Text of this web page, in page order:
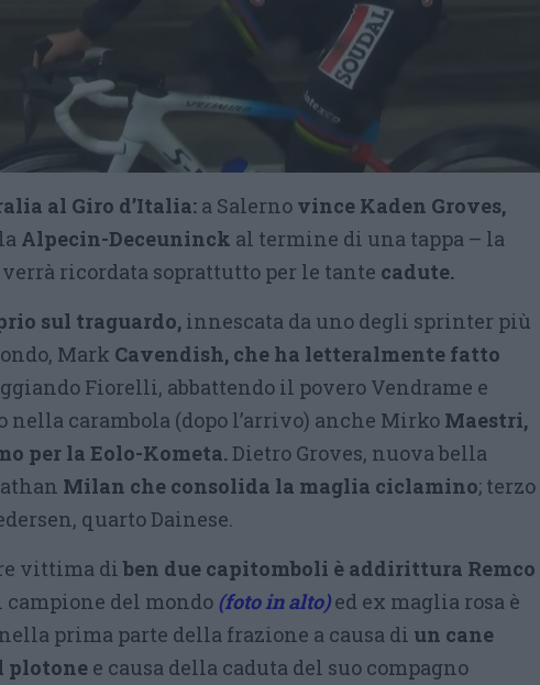
al Giro d’Italia: a Salerno vince Kaden Groves,
Alpecin-Deceuninck al termine di una tappa – la
ricordata soprattutto per le tante cadute.
sul traguardo, innescata da uno degli sprinter più
Mark Cavendish, che ha letteralmente fatto
Fiorelli, abbattendo il povero Vendrame e
nella carambola (dopo l’arrivo) anche Mirko Maestri,
per la Eolo-Kometa.Dietro Groves, nuova bella
Milan che consolida la maglia ciclamino; terzo
quarto Dainese.
vittima diben due capitomboli è addirittura Remco
campione del mondo (foto in alto) ed ex maglia rosa è
prima parte della frazione a causa di un cane
plotone e causa della caduta del suo compagno